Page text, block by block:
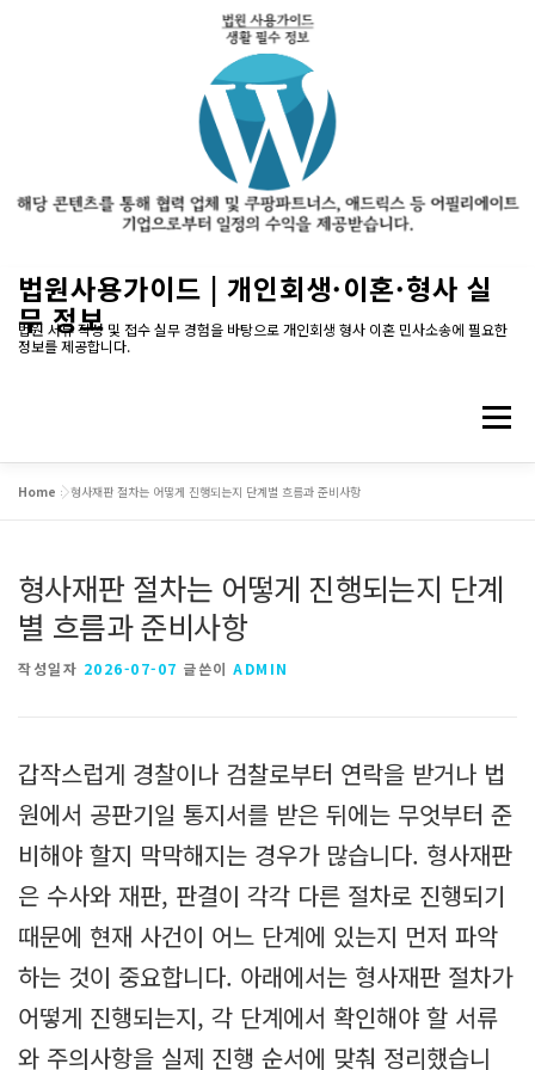
법원사용가이드 | 개인회생·이혼·형사 실
무 정보
법원 서류 작성 및 접수 실무 경험을 바탕으로 개인회생 형사 이혼 민사소송에 필요한
정보를 제공합니다.
메뉴
Home »형사재판 절차는 어떻게 진행되는지 단계별 흐름과 준비사항
형사재판 절차는 어떻게 진행되는지 단계
별 흐름과 준비사항
작성일자 2026-07-07 글쓴이 ADMIN
갑작스럽게 경찰이나 검찰로부터 연락을 받거나 법
원에서 공판기일 통지서를 받은 뒤에는 무엇부터 준
비해야 할지 막막해지는 경우가 많습니다. 형사재판
은 수사와 재판, 판결이 각각 다른 절차로 진행되기
때문에 현재 사건이 어느 단계에 있는지 먼저 파악
하는 것이 중요합니다. 아래에서는 형사재판 절차가
어떻게 진행되는지, 각 단계에서 확인해야 할 서류
와 주의사항을 실제 진행 순서에 맞춰 정리했습니